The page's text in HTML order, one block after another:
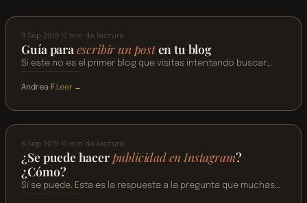
9 Sep 2019·10 min de lectura
Guía para escribir un posten tu blog
Si este no es el primer blog que visitas intentando buscar
te…
Andrea F.Leer →
un
post
en
tu
6 Sep 2019·10 min de lectura
¿Se puede hacerpublicidad en Instagram?
¿Cómo?
Sí se puede. Esta es la respuesta a la pregunta que muchas